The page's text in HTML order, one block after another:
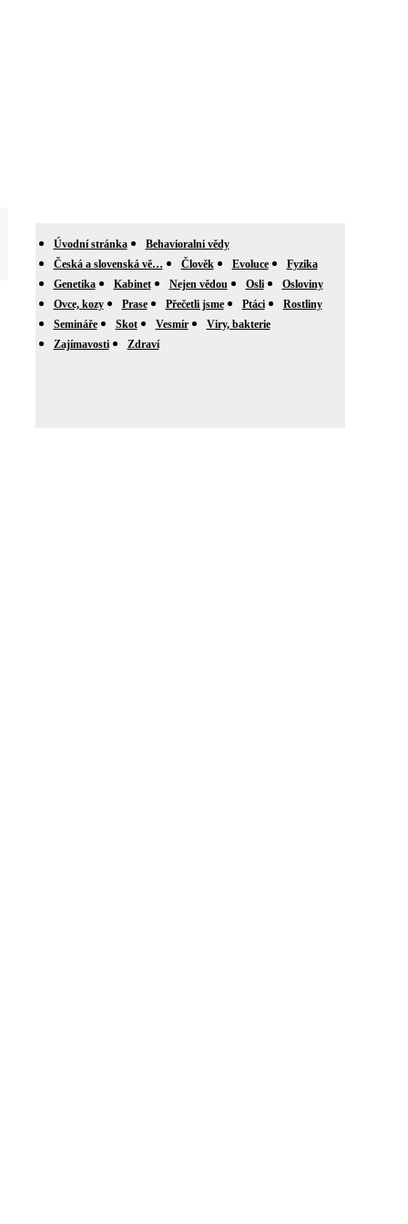
Úvodní stránka
Behavioralni vědy
Česká a slovenská vě…
Člověk Evoluce
Fyzika
Genetika
Kabinet Nejen vědou Osli
Osloviny
Ovce, kozy
Prase Přečetli jsme Ptáci
Rostliny
Semináře
Skot Vesmír
Viry, bakterie
Zajímavosti
Zdraví